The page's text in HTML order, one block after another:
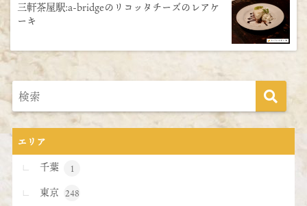
三軒茶屋駅:a-bridgeのリコッタチーズのレアケ
ーキ
エリア
千葉
1
東京 248